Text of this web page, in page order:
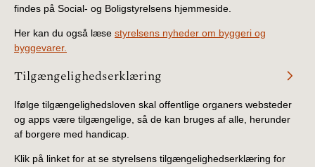
findes på Social- og Boligstyrelsens hjemmeside.
Her kan du også læse styrelsens nyheder om byggeri og
byggevarer.
Tilgængelighedserklæring
Ifølge tilgængelighedsloven skal offentlige organers websteder
og apps være tilgængelige, så de kan bruges af alle, herunder
af borgere med handicap.
Klik på linket for at se styrelsens tilgængelighedserklæring for